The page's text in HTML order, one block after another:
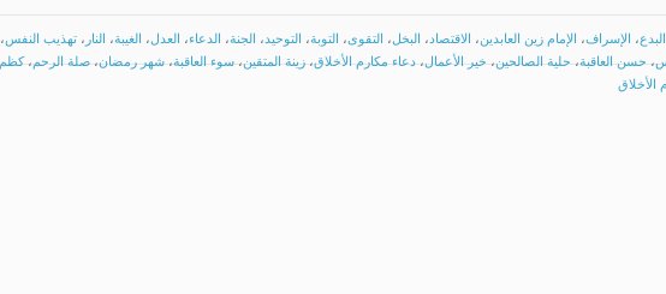
، الإسراف، الإمام زين العابدين، الاقتصاد ، البخل، التقوى، التوبة، التوحيد ، الجنة، الدعاء، العدل، الغيبة، النار ، تهذيب النفس،
، حسن العاقبة، حلية الصالحين، خير الأعمال، دعاء مكارم الأخلاق، زينة المتقين، سوء العاقبة، شهر رمضان، صلة الرحم ،كظم
الأخلاق